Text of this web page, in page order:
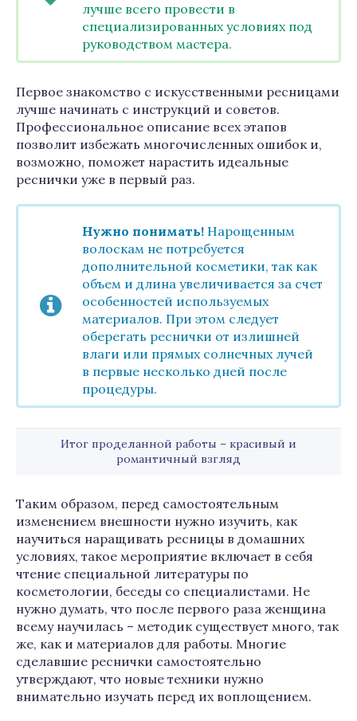
лучше всего провести в
специализированных условиях под
руководством мастера.
Первое знакомство с искусственными ресницами
лучше начинать с инструкций и советов.
Профессиональное описание всех этапов
позволит избежать многочисленных ошибок и,
возможно, поможет нарастить идеальные
реснички уже в первый раз.
Нужно понимать! Нарощенным
волоскам не потребуется
дополнительной косметики, так как
объем и длина увеличивается за счет
особенностей используемых
материалов. При этом следует
оберегать реснички от излишней
влаги или прямых солнечных лучей
в первые несколько дней после
процедуры.
Итог проделанной работы – красивый и
романтичный взгляд
Таким образом, перед самостоятельным
изменением внешности нужно изучить, как
научиться наращивать ресницы в домашних
условиях, такое мероприятие включает в себя
чтение специальной литературы по
косметологии, беседы со специалистами. Не
нужно думать, что после первого раза женщина
всему научилась – методик существует много, так
же, как и материалов для работы. Многие
сделавшие реснички самостоятельно
утверждают, что новые техники нужно
внимательно изучать перед их воплощением.